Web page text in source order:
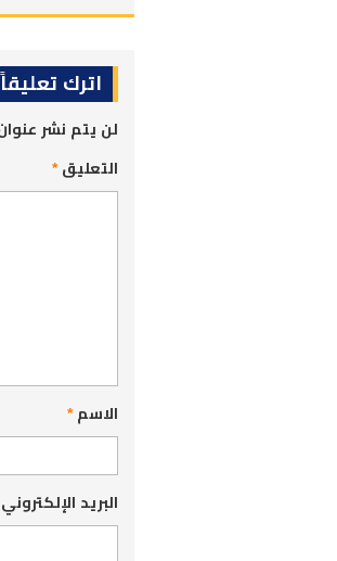
اترك تعليقاً
لن يتم نشر
التعليق*
الاسم*
البريد